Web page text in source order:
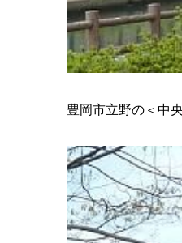
豊岡市立野の＜中